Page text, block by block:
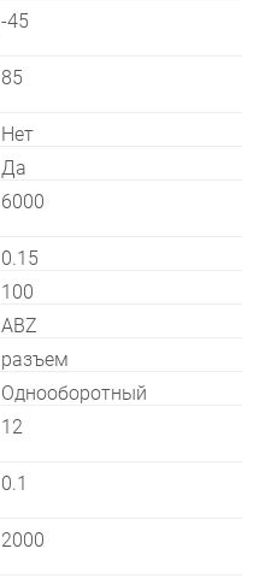
-45
85
Нет
Да
6000
0.15
100
ABZ
разъем
Однооборотный
12
0.1
2000